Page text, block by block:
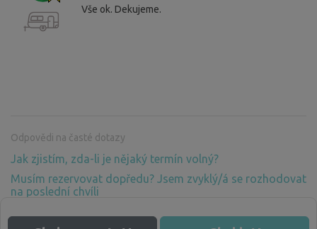
Vše ok. Dekujeme.
Odpovědi na časté dotazy
Jak zjistím, zda-li je nějaký termín volný?
Musím rezervovat dopředu? Jsem zvyklý/á se rozhodovat
na poslední chvíli
zázemí? Vždyť příroda patří všem